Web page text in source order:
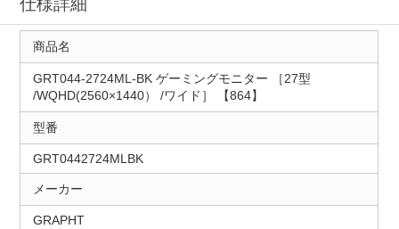
仕様詳細
商品名
GRT044-2724ML-BK ゲーミングモニター ［27型
/WQHD(2560×1440） /ワイド］ 【864】
型番
GRT0442724MLBK
メーカー
GRAPHT